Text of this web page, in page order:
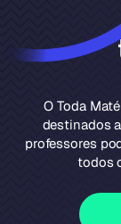
O Toda
destinados
professores
todos